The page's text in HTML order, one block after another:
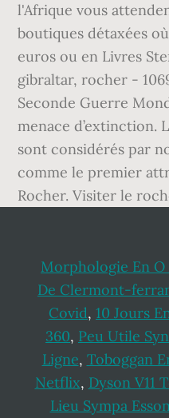
l'Afrique vous
boutiques détaxées
euros ou en Livres
gibraltar, rocher -
Seconde Guerre
menace d’extinction.
sont considérés par
comme le premier
Rocher. Visiter le
Morphologie En O
De Clermont-
Covid, 10 Jours
360, Peu Utile
Ligne, Toboggan
Netflix, Dyson V11
Lieu Sympa